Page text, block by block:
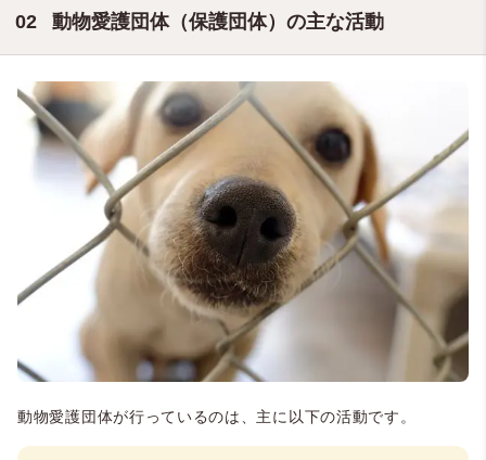
動物愛護団体（保護団体）の主な活動
動物愛護団体が行っているのは、主に以下の活動です。